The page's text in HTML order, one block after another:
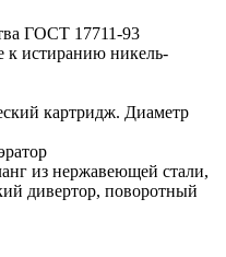
ГОСТ 17711-93
к истиранию никель-
картридж. Диаметр
из нержавеющей стали,
дивертор, поворотный